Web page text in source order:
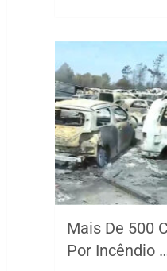
Mais De 500
Por Incêndio